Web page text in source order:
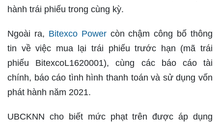
hành trái phiếu trong cùng kỳ.
Ngoài ra, Bitexco Powercòn chậm công bố thông
tin về việc mua lại trái phiếu trước hạn (mã trái
phiếu BitexcoL1620001), cùng các báo cáo tài
chính, báo cáo tình hình thanh toán và sử dụng vốn
phát hành năm 2021.
UBCKNN cho biết mức phạt trên được áp dụng